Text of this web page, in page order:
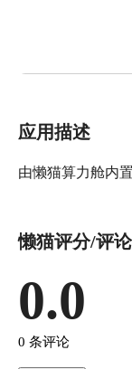
应用描述
由懒猫算力舱内
懒猫评分/评论
0.0
0 条评论